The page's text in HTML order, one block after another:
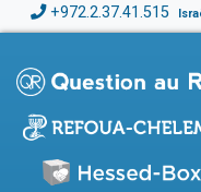
+972.2.37.41.515